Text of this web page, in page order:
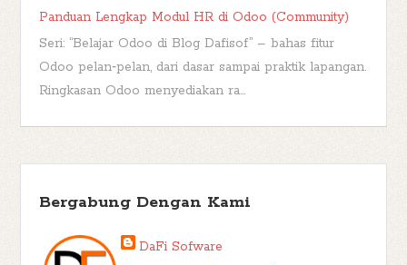
Panduan Lengkap Modul HR di Odoo (Community)
Seri: “Belajar Odoo di Blog Dafisof” – bahas fitur
Odoo pelan‑pelan, dari dasar sampai praktik lapangan.
Ringkasan Odoo menyediakan ra...
Bergabung Dengan Kami
DaFi Sofware